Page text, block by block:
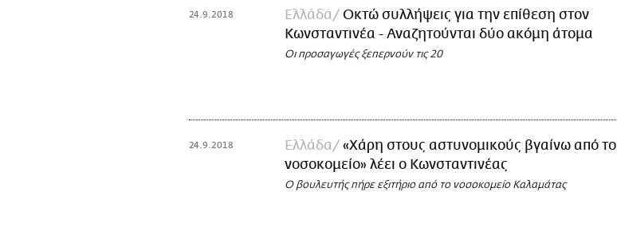
24.9.2018 Ελλάδα
Οκτώ συλλήψεις για την επίθεση στον
Κωνσταντινέα - Αναζητούνται δύο ακόμη άτομα
Οι προσαγωγές ξεπερνούν τις 20
24.9.2018 Ελλάδα
«Χάρη στους αστυνομικούς βγαίνω από το
νοσοκομείο» λέει ο Κωνσταντινέας
Ο βουλευτής πήρε εξιτήριο από το νοσοκομείο Καλαμάτας